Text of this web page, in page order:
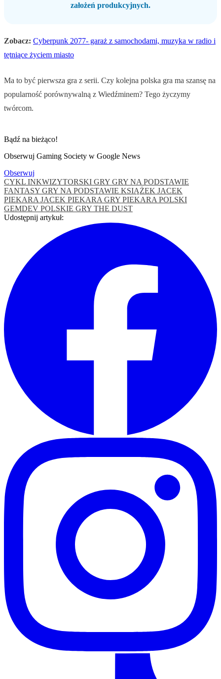
założeń produkcyjnych.
Zobacz: Cyberpunk 2077- garaż z samochodami, muzyka w radio i
tętniące życiem miasto
Ma to być pierwsza gra z serii. Czy kolejna polska gra ma szansę na
popularność porównywalną z Wiedźminem? Tego życzymy
twórcom.
Bądź na bieżąco!
Obserwuj Gaming Society w Google News
Obserwuj
CYKL INKWIZYTORSKI GRY GRY NA PODSTAWIE
FANTASY GRY NA PODSTAWIE KSIĄŻEK JACEK
PIEKARA JACEK PIEKARA GRY PIEKARA POLSKI
GEMDEV POLSKIE GRY THE DUST
Udostępnij artykuł: